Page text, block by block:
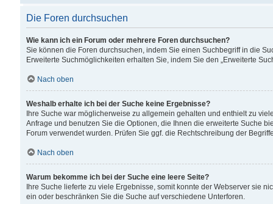
Die Foren durchsuchen
Wie kann ich ein Forum oder mehrere Foren durchsuchen?
Sie können die Foren durchsuchen, indem Sie einen Suchbegriff in die
Erweiterte Suchmöglichkeiten erhalten Sie, indem Sie den „Erweiterte
Nach oben
Weshalb erhalte ich bei der Suche keine Ergebnisse?
Ihre Suche war möglicherweise zu allgemein gehalten und enthielt zu
Anfrage und benutzen Sie die Optionen, die Ihnen die erweiterte Suche
Forum verwendet wurden. Prüfen Sie ggf. die Rechtschreibung der
Nach oben
Warum bekomme ich bei der Suche eine leere Seite?
Ihre Suche lieferte zu viele Ergebnisse, somit konnte der Webserver sie
ein oder beschränken Sie die Suche auf verschiedene Unterforen.